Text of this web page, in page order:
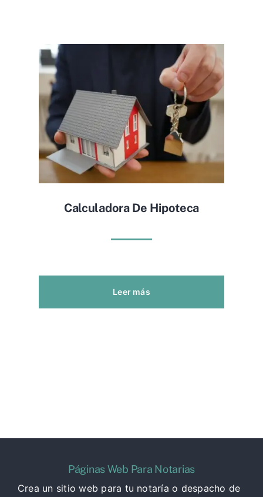
Calculadora De Hipoteca
Leer más
Páginas Web Para Notarias
Crea un sitio web para tu notaría o despacho de